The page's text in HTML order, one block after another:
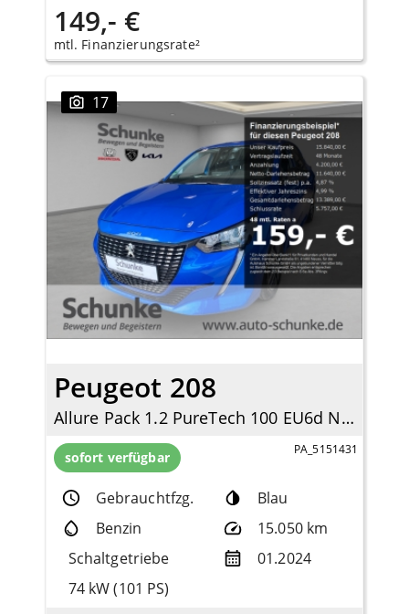
149,- €
mtl. Finanzierungsrate²
17
Peugeot 208
Allure Pack 1.2 PureTech 100 EU6d Navi Digitales Cockpit LED Apple CarPlay Android Auto
sofort verfügbar PA_5151431
Gebrauchtfzg.
Blau
Benzin
15.050 km
Schaltgetriebe
01.2024
74 kW (101 PS)